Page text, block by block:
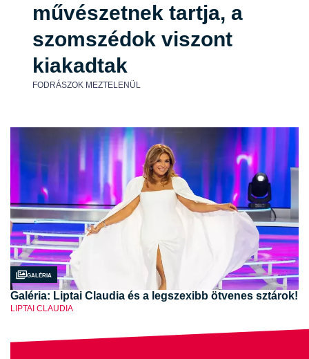
művészetnek tartja, a
szomszédok viszont
kiakadtak
FODRÁSZOK MEZTELENÜL
Galéria
Galéria: Liptai Claudia és a legszexibb ötvenes sztárok!
LIPTAI CLAUDIA